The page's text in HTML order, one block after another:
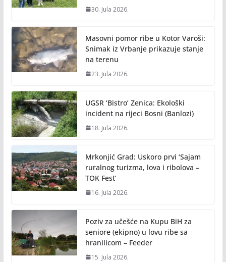
30. Jula 2026.
Masovni pomor ribe u Kotor Varoši:
Snimak iz Vrbanje prikazuje stanje
na terenu
23. Jula 2026.
UGSR ‘Bistro’ Zenica: Ekološki
incident na rijeci Bosni (Banlozi)
18. Jula 2026.
Mrkonjić Grad: Uskoro prvi ‘Sajam
ruralnog turizma, lova i ribolova –
TOK Fest’
16. Jula 2026.
Poziv za učešće na Kupu BiH za
seniore (ekipno) u lovu ribe sa
hranilicom – Feeder
15. Jula 2026.